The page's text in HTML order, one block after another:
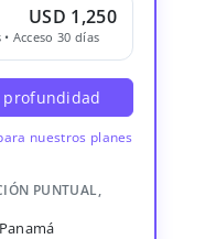
USD 1,250
Acceso 30 días
profundidad
nuestros planes
PUNTUAL,